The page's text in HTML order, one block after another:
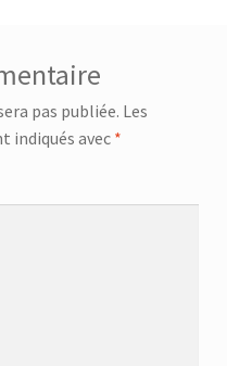
pas publiée. Les
indiqués avec *